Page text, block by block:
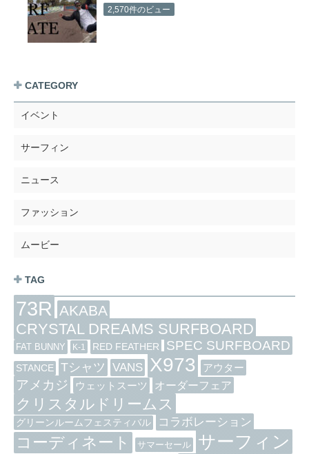
2,570件のビュー
CATEGORY
イベント
サーフィン
ニュース
ファッション
ムービー
TAG
73R AKABA
CRYSTAL DREAMS SURFBOARD
FAT BUNNY K-1 RED FEATHER SPEC SURFBOARD
STANCE Tシャツ VANS X973 アウター
アメカジ ウェットスーツ オーダーフェア
クリスタルドリームス
グリーンルームフェスティバル コラボレーション
コーディネート サマーセール サーフィン